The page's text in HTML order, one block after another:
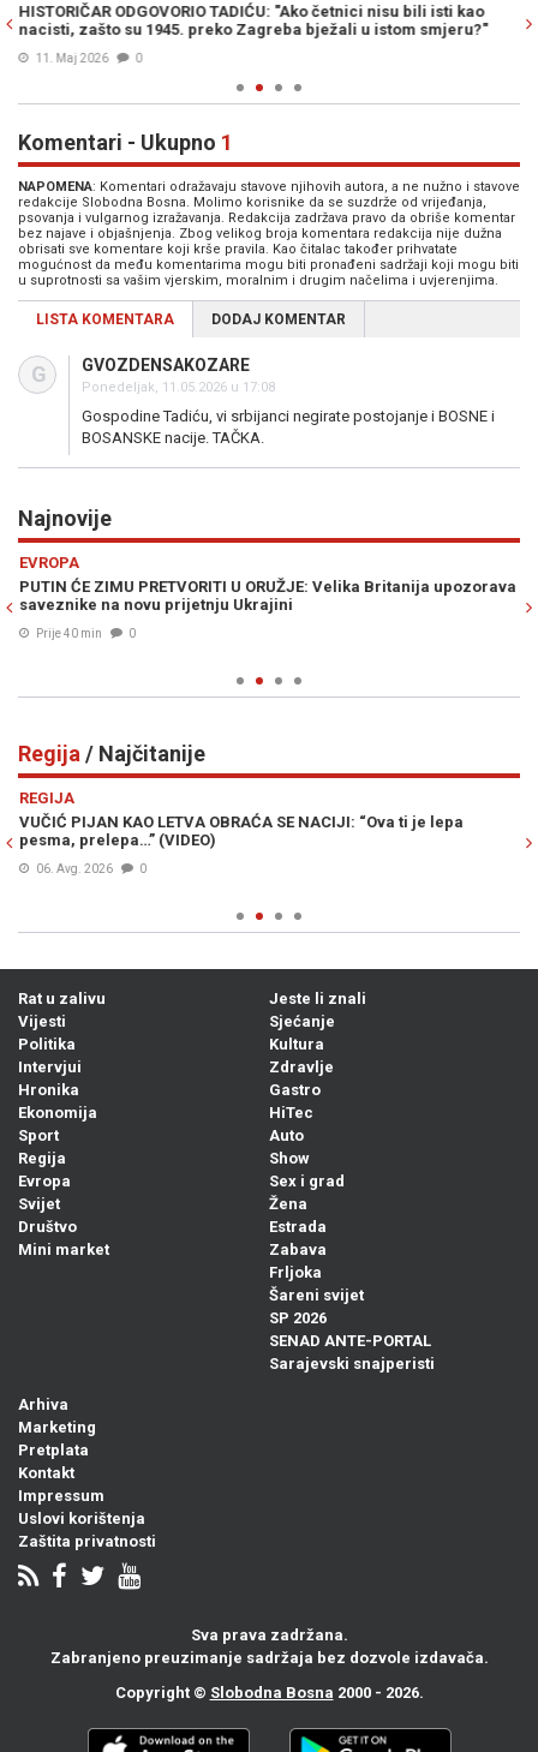
HISTORIČAR ODGOVORIO TADIĆU: "Ako četnici nisu bili isti kao
nacisti, zašto su 1945. preko Zagreba bježali u istom smjeru?"
11. Maj 2026 0
Komentari - Ukupno 1
NAPOMENA: Komentari odražavaju stavove njihovih autora, a ne nužno i stavove
redakcije Slobodna Bosna. Molimo korisnike da se suzdrže od vrijeđanja,
psovanja i vulgarnog izražavanja. Redakcija zadržava pravo da obriše komentar
bez najave i objašnjenja. Zbog velikog broja komentara redakcija nije dužna
obrisati sve komentare koji krše pravila. Kao čitalac također prihvatate
mogućnost da među komentarima mogu biti pronađeni sadržaji koji mogu biti
u suprotnosti sa vašim vjerskim, moralnim i drugim načelima i uvjerenjima.
LISTA KOMENTARA DODAJ KOMENTAR
G GVOZDENSAKOZARE
Ponedeljak, 11.05.2026 u 17:08
Gospodine Tadiću, vi srbijanci negirate postojanje i BOSNE i
BOSANSKE nacije. TAČKA.
Najnovije
EVROPA
PUTIN ĆE ZIMU PRETVORITI U ORUŽJE: Velika Britanija upozorava
saveznike na novu prijetnju Ukrajini
Prije 40 min 0
Regija / Najčitanije
REGIJA
VUČIĆ PIJAN KAO LETVA OBRAĆA SE NACIJI: “Ova ti je lepa
pesma, prelepa…” (VIDEO)
06. Avg. 2026 0
Rat u zalivu
Vijesti
Politika
Intervjui
Hronika
Ekonomija
Sport
Regija
Evropa
Svijet
Društvo
Mini market
Jeste li znali
Sjećanje
Kultura
Zdravlje
Gastro
HiTec
Auto
Show
Sex i grad
Žena
Estrada
Zabava
Frljoka
Šareni svijet
SP 2026
SENAD ANTE-PORTAL
Sarajevski snajperisti
Arhiva
Marketing
Pretplata
Kontakt
Impressum
Uslovi korištenja
Zaštita privatnosti
Sva prava zadržana.
Zabranjeno preuzimanje sadržaja bez dozvole izdavača.
Copyright © Slobodna Bosna 2000 - 2026.